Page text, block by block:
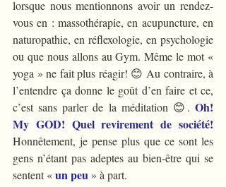
lorsque nous mentionnons avoir un rendez-
vous en : massothérapie, en acupuncture, en
naturopathie, en réflexologie, en psychologie
ou que nous allons au Gym. Même le mot «
yoga » ne fait plus réagir! 😊 Au contraire, à
l’entendre ça donne le goût d’en faire et ce,
c’est sans parler de la méditation 😊. Oh!
My GOD! Quel revirement de société!
Honnêtement, je pense plus que ce sont les
gens n’étant pas adeptes au bien-être qui se
sentent « un peu » à part.